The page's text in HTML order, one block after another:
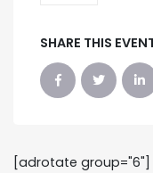
SHARE THIS
[adrotate group="6"]